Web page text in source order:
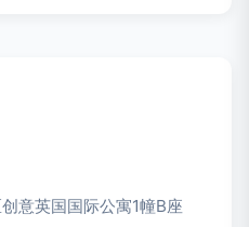
意英国国际公寓1幢B座